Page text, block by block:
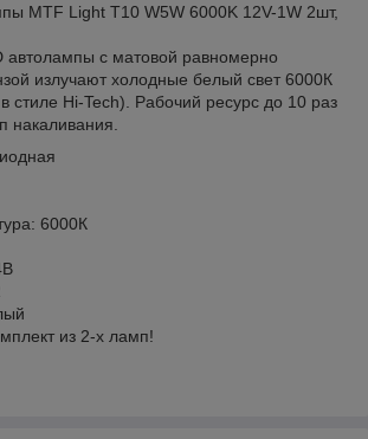
MTF Light T10 W5W 6000K 12V-1W 2шт,
автолампы с матовой равномерно
излучают холодные белый свет 6000К
стиле Hi-Tech). Рабочий ресурс до 10 раз
накаливания.
6000К
из 2-х ламп!